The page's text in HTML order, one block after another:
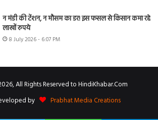
न मंडी की टेंशन, न मौसम का डर! इस फसल से किसान कमा रहे
लाखों रुपये
8 July 2026 - 6:07 PM
All Rights Reserved to HindiKhabar.Com
by
Prabhat Media Creations